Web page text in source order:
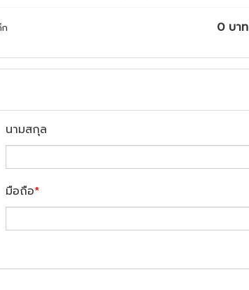
ก 0 บาท
นามสกุล
มือถือ*